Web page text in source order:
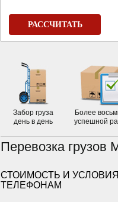
РАССЧИТАТЬ
Забор груза
день в день
Более
успешной
Перевозка грузов
СТОИМОСТЬ И
ТЕЛЕФОНАМ